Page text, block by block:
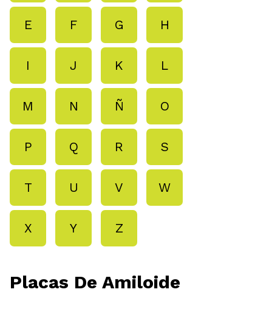
E F G H
I J K L
M N Ñ O
P Q R S
T U V W
X Y Z
Placas De Amiloide